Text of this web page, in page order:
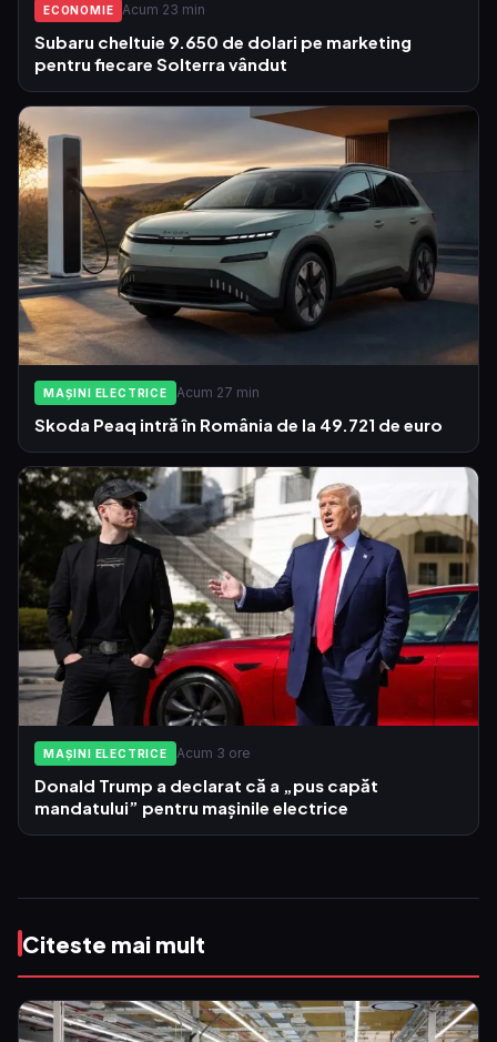
ECONOMIE Acum 23 min
Subaru cheltuie 9.650 de dolari pe marketing
pentru fiecare Solterra vândut
MAȘINI ELECTRICE Acum 27 min
Skoda Peaq intră în România de la 49.721 de euro
MAȘINI ELECTRICE Acum 3 ore
Donald Trump a declarat că a „pus capăt
mandatului” pentru mașinile electrice
Citeste mai mult